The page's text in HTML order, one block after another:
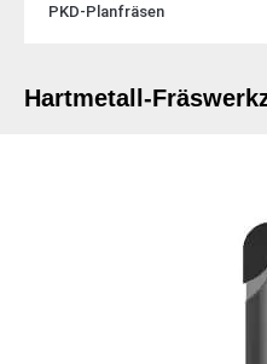
PKD-Planfräsen
Hartmetall-